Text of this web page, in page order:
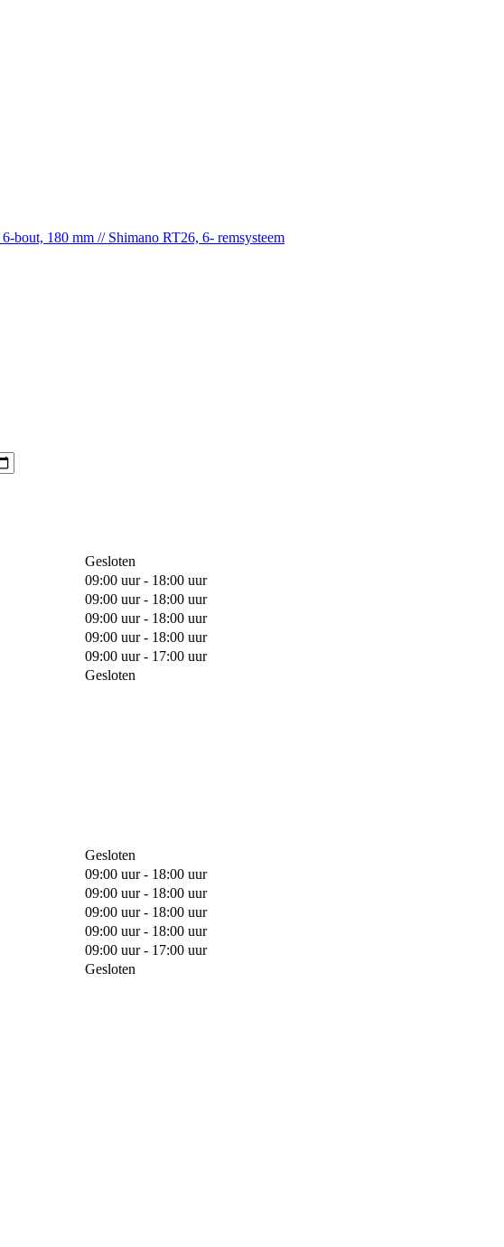
bout, 180 mm // Shimano RT26, 6- remsysteem
Gesloten
09:00 uur - 18:00 uur
09:00 uur - 18:00 uur
09:00 uur - 18:00 uur
09:00 uur - 18:00 uur
09:00 uur - 17:00 uur
Gesloten
Gesloten
09:00 uur - 18:00 uur
09:00 uur - 18:00 uur
09:00 uur - 18:00 uur
09:00 uur - 18:00 uur
09:00 uur - 17:00 uur
Gesloten